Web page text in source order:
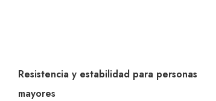
Resistencia y estabilidad para personas
mayores